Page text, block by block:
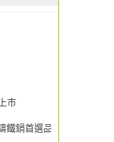
市
鍋首選品牌